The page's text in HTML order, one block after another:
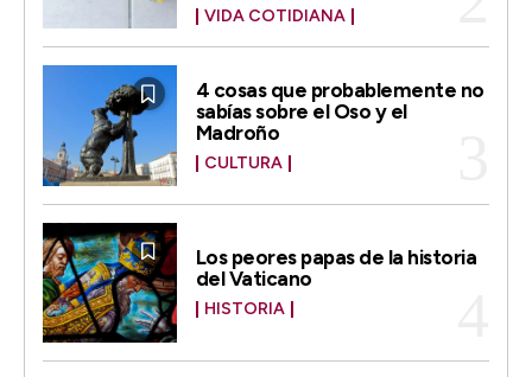
VIDA COTIDIANA
4 cosas que probablemente no
sabías sobre el Oso y el
Madroño
CULTURA
Los peores papas de la historia
del Vaticano
HISTORIA